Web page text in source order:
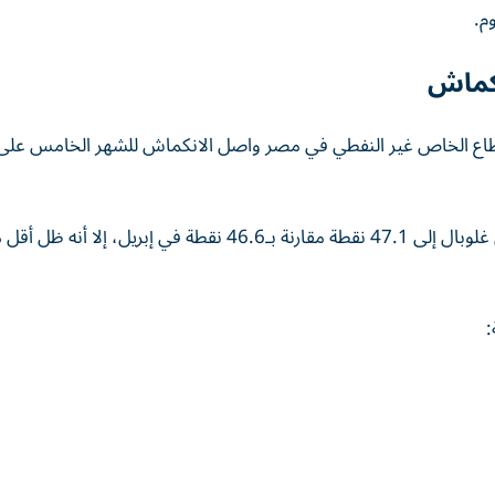
الخاص غير النفطي في مصر واصل الانكماش للشهر الخامس على
وارتفع مؤشر مديري المشتريات الصادر عن شركة إس آند بي غلوبال إلى 47.1 نقطة مقارنة بـ46.6 نقطة في إبريل،